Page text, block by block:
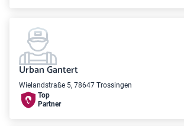
Urban Gantert
Wielandstraße 5, 78647 Trossingen
Top
Partner